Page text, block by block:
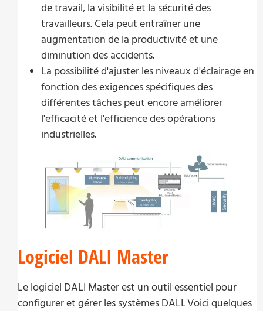
de travail, la visibilité et la sécurité des
travailleurs. Cela peut entraîner une
augmentation de la productivité et une
diminution des accidents.
La possibilité d'ajuster les niveaux d'éclairage en
fonction des exigences spécifiques des
différentes tâches peut encore améliorer
l'efficacité et l'efficience des opérations
industrielles.
Logiciel DALI Master
Le logiciel DALI Master est un outil essentiel pour
configurer et gérer les systèmes DALI. Voici quelques